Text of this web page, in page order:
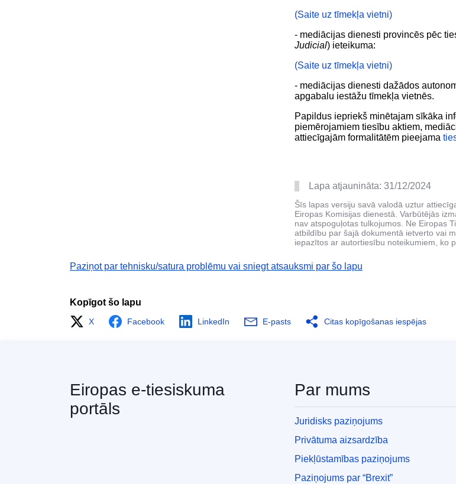
(Saite uz tīmekļa vietni)
- mediācijas dienesti provincēs pēc
Judicial) ieteikuma:
(Saite uz tīmekļa vietni)
- mediācijas dienesti dažādos
apgabalu iestāžu tīmekļa vietnēs.
Papildus iepriekš minētajam sīkāka
piemērojamiem tiesību aktiem,
attiecīgajām formalitātēm pieejama
Lapa atjaunināta: 31/12/2024
Šīs lapas versiju savā valodā uztur
Eiropas Komisijas dienestā. Varbūtējās
nav atspoguļotas tulkojumos. Ne Eiropas
atbildību par šajā dokumentā ietverto vai
iepazītos ar autortiesību noteikumiem, ko
Paziņot par tehnisku/satura problēmu vai sniegt atsauksmi par šo lapu
Kopīgot šo lapu
X Facebook LinkedIn E-pasts Citas kopīgošanas iespējas
Eiropas e-tiesiskuma
portāls
Par mums
Juridisks paziņojums
Privātuma aizsardzība
Piekļūstamības paziņojums
Paziņojums par “Brexit”